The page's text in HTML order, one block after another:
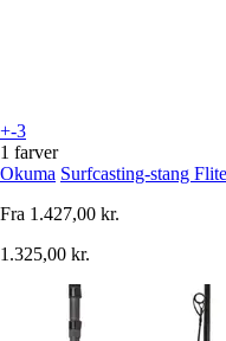
+-3
1 farver
Okuma Surfcasting-stang
Fra 1.427,00 kr.
1.325,00 kr.